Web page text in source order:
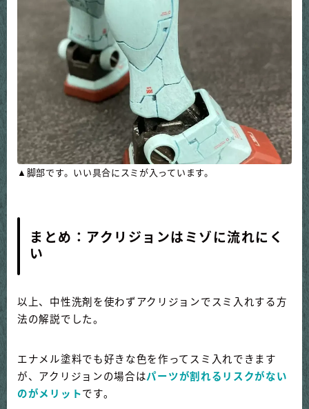
▲脚部です。いい具合にスミが入っています。
まとめ：アクリジョンはミゾに流れにく
い
以上、中性洗剤を使わずアクリジョンでスミ入れする方
法の解説でした。
エナメル塗料でも好きな色を作ってスミ入れできます
が、アクリジョンの場合はパーツが割れるリスクがない
のがメリットです。